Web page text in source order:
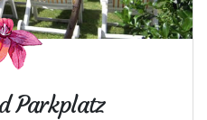
Parkplatz